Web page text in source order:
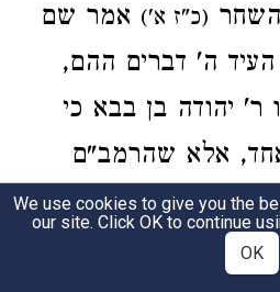
(כ"ז א') אמר שם
ה' דברים ההם,
ר' יהודה בן בבא כי
אלא שהרמב"ם
במשנה עירובין פ"ב ד' ה',
We use cookies to give you the
our site. Click OK to continue
OK